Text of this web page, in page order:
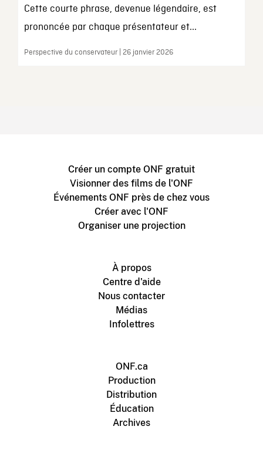
Cette courte phrase, devenue légendaire, est
prononcée par chaque présentateur et...
Perspective du conservateur | 26 janvier 2026
Créer un compte ONF gratuit
Visionner des films de l'ONF
Événements ONF près de chez vous
Créer avec l'ONF
Organiser une projection
À propos
Centre d'aide
Nous contacter
Médias
Infolettres
ONF.ca
Production
Distribution
Éducation
Archives